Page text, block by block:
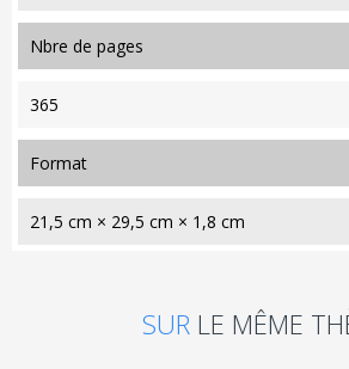
nbre de pages
365
format
21,5 cm × 29,5 cm × 1,8 cm
SUR LE MÊME